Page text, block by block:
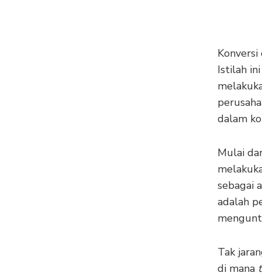
Istilah
dalam
Mulai
sebagai
adalah
Tak
di mana